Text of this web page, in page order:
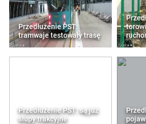
Przedłużenie PST:
tramwaje testowały trasę
Przedłużenie PST: są już
słupy trakcyjne